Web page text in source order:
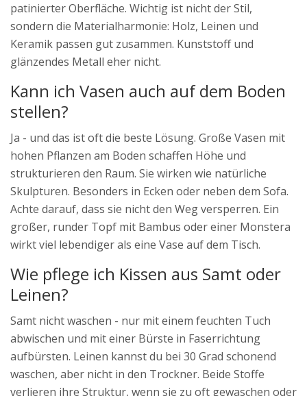
patinierter Oberfläche. Wichtig ist nicht der Stil,
sondern die Materialharmonie: Holz, Leinen und
Keramik passen gut zusammen. Kunststoff und
glänzendes Metall eher nicht.
Kann ich Vasen auch auf dem Boden
stellen?
Ja - und das ist oft die beste Lösung. Große Vasen mit
hohen Pflanzen am Boden schaffen Höhe und
strukturieren den Raum. Sie wirken wie natürliche
Skulpturen. Besonders in Ecken oder neben dem Sofa.
Achte darauf, dass sie nicht den Weg versperren. Ein
großer, runder Topf mit Bambus oder einer Monstera
wirkt viel lebendiger als eine Vase auf dem Tisch.
Wie pflege ich Kissen aus Samt oder
Leinen?
Samt nicht waschen - nur mit einem feuchten Tuch
abwischen und mit einer Bürste in Faserrichtung
aufbürsten. Leinen kannst du bei 30 Grad schonend
waschen, aber nicht in den Trockner. Beide Stoffe
verlieren ihre Struktur, wenn sie zu oft gewaschen oder